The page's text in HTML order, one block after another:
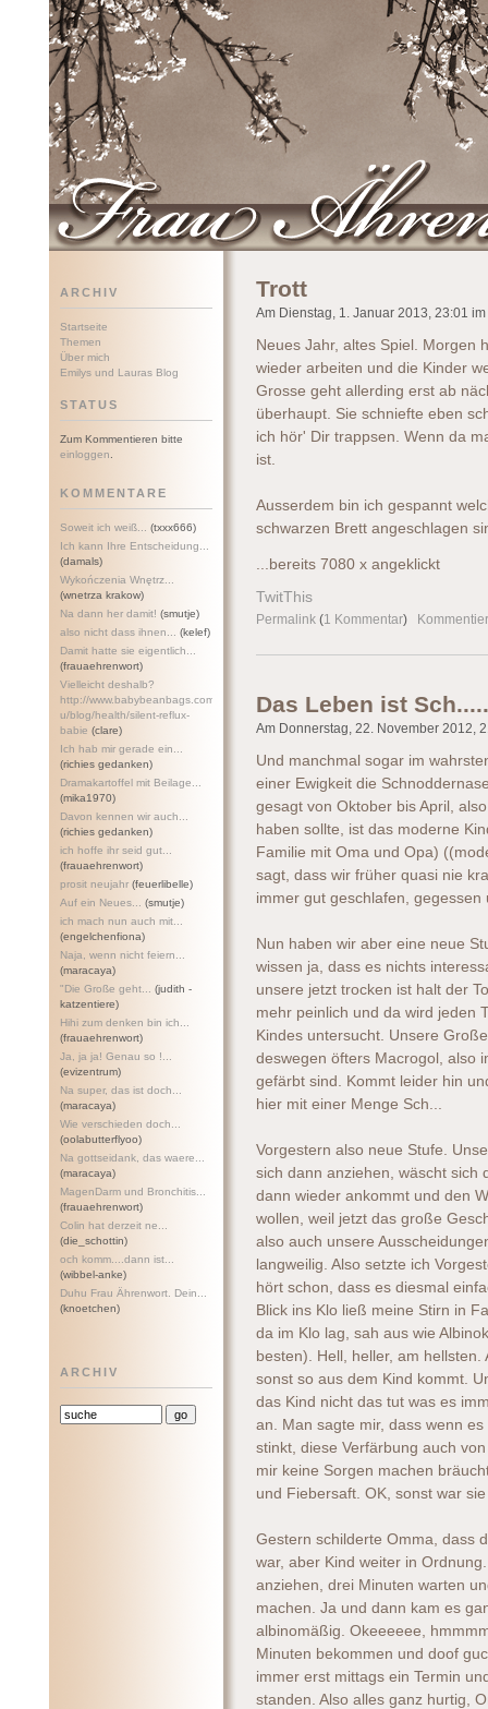
ARCHIV
Startseite
Themen
Über mich
Emilys und Lauras Blog
STATUS
Zum Kommentieren bitte
einloggen
KOMMENTARE
Soweit ich weiß...
(txxx666)
Ich kann Ihre Entscheidung...
(damals)
Wykończenia Wnętrz...
(wnetrza krakow)
Na dann her damit! (smutje)
also nicht dass ihnen...
(kelef)
Damit hatte sie eigentlich...
(frauaehrenwort)
Vielleicht deshalb?
http://www.babybeanbags.com.a
u/blog/health/silent-reflux-
babie (clare)
Ich hab mir gerade ein...
(richies gedanken)
Dramakartoffel mit Beilage...
(mika1970)
Davon kennen wir auch...
(richies gedanken)
ich hoffe ihr seid gut...
(frauaehrenwort)
prosit neujahr (feuerlibelle)
Auf ein Neues...
(smutje)
ich mach nun auch mit...
(engelchenfiona)
Naja, wenn nicht feiern...
(maracaya)
"Die Große geht...
(judith -
katzentiere)
Hihi zum denken bin ich...
(frauaehrenwort)
Ja, ja ja! Genau so !...
(evizentrum)
Na super, das ist doch...
(maracaya)
Wie verschieden doch...
(oolabutterflyoo)
Na gottseidank, das waere...
(maracaya)
MagenDarm und Bronchitis...
(frauaehrenwort)
Colin hat derzeit ne...
(die_schottin)
och komm....dann ist...
(wibbel-anke)
Duhu Frau Ährenwort. Dein...
(knoetchen)
ARCHIV
Trott
Am Dienstag, 1. Januar 2013, 23:01 im
Neues Jahr, altes Spiel. Morgen
wieder arbeiten und die Kinder
Grosse geht allerding erst ab
überhaupt. Sie schniefte eben
ich hör' Dir trappsen. Wenn da
ist.
Ausserdem bin ich gespannt
schwarzen Brett angeschlagen
...bereits 7080 x angeklickt
TwitThis
Permalink (1 Kommentar)
Das Leben ist Sch.....
Am Donnerstag, 22. November 2012,
Und manchmal sogar im
einer Ewigkeit die
gesagt von Oktober bis April,
haben sollte, ist das moderne
Familie mit Oma und Opa)
sagt, dass wir früher quasi nie
immer gut geschlafen,
Nun haben wir aber eine neue
wissen ja, dass es nichts
unsere jetzt trocken ist halt der
mehr peinlich und da wird jeden
Kindes untersucht. Unsere
deswegen öfters Macrogol, also
gefärbt sind. Kommt leider hin
hier mit einer Menge Sch...
Vorgestern also neue Stufe.
sich dann anziehen, wäscht sich
dann wieder ankommt und den
wollen, weil jetzt das große
also auch unsere
langweilig. Also setzte ich
hört schon, dass es diesmal
Blick ins Klo ließ meine Stirn in
da im Klo lag, sah aus wie
besten). Hell, heller, am
sonst so aus dem Kind kommt.
das Kind nicht das tut was es
an. Man sagte mir, dass wenn
stinkt, diese Verfärbung auch
mir keine Sorgen machen
und Fiebersaft. OK, sonst war
Gestern schilderte Omma, dass
war, aber Kind weiter in
anziehen, drei Minuten warten
machen. Ja und dann kam es
albinomäßig. Okeeeeee,
Minuten bekommen und doof
immer erst mittags ein Termin
standen. Also alles ganz hurtig,